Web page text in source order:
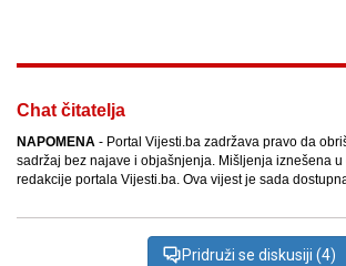
Chat čitatelja
NAPOMENA - Portal Vijesti.ba zadržava pravo da
sadržaj bez najave i objašnjenja. Mišljenja iznešena u
redakcije portala Vijesti.ba. Ova vijest je sada
Pridruži se diskusiji (4)